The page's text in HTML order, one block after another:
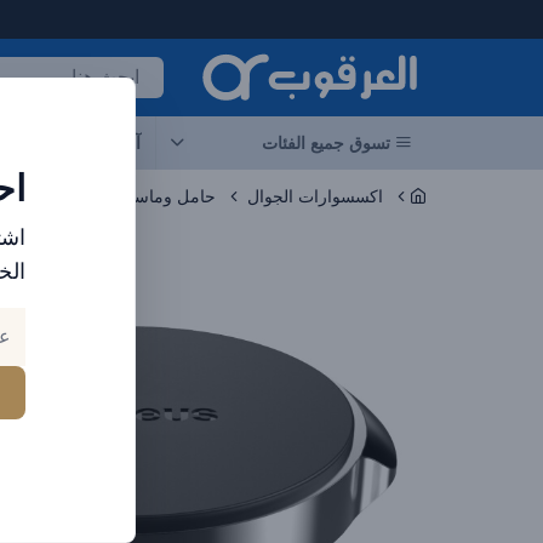
تسوق جميع الفئات
اكسسوارات الجوال حامل وماسك الموبايل والتابلت